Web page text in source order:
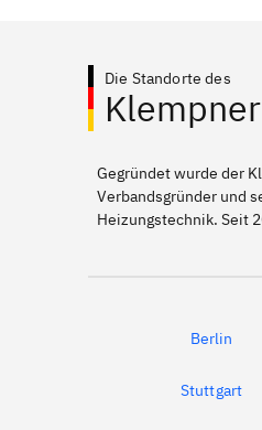
Die Standorte des
Gegründet wurde der
Verbandsgründer und
Heizungstechnik. Seit
Berlin
Stuttgart